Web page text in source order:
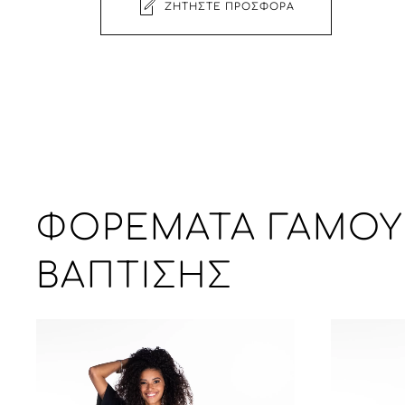
ΖΗΤΉΣΤΕ ΠΡΟΣΦΟΡΆ
ΦΟΡΈΜΑΤΑ
ΒΆΠΤΙΣΗΣ